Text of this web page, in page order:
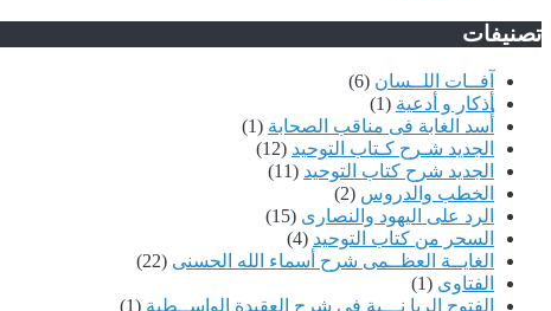
تصنيفات
آفــات اللــسان (6)
أذكار و أدعية (1)
أُسد الغابة فى مناقب الصحابة (1)
الجديد شـرح كـتاب التوحيد (12)
الجديد شرح كتاب التوحيد (11)
الخطب والدروس (2)
الرد على اليهود والنصارى (15)
السحر من كتاب التوحيد (4)
الغايــة العظــمى شرح أسماء الله الحسنى (22)
الفتاوى (1)
الفتوح الربا نـــية فى شرح العقيدة الواســطية (1)